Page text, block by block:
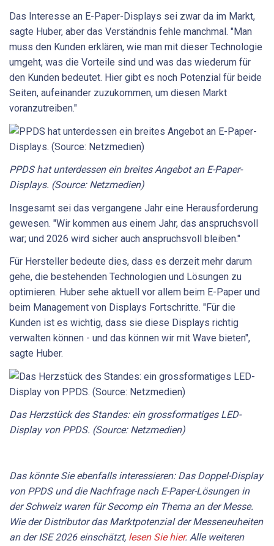
Das Interesse an E-Paper-Displays sei zwar da im Markt,
sagte Huber, aber das Verständnis fehle manchmal. "Man
muss den Kunden erklären, wie man mit dieser Technologie
umgeht, was die Vorteile sind und was das wiederum für
den Kunden bedeutet. Hier gibt es noch Potenzial für beide
Seiten, aufeinander zuzukommen, um diesen Markt
voranzutreiben."
PPDS hat unterdessen ein breites Angebot an E-Paper-
Displays. (Source: Netzmedien)
Insgesamt sei das vergangene Jahr eine Herausforderung
gewesen. "Wir kommen aus einem Jahr, das anspruchsvoll
war; und 2026 wird sicher auch anspruchsvoll bleiben."
Für Hersteller bedeute dies, dass es derzeit mehr darum
gehe, die bestehenden Technologien und Lösungen zu
optimieren. Huber sehe aktuell vor allem beim E-Paper und
beim Management von Displays Fortschritte. "Für die
Kunden ist es wichtig, dass sie diese Displays richtig
verwalten können - und das können wir mit Wave bieten",
sagte Huber.
Das Herzstück des Standes: ein grossformatiges LED-
Display von PPDS. (Source: Netzmedien)
Das könnte Sie ebenfalls interessieren: Das Doppel-Display
von PPDS und die Nachfrage nach E-Paper-Lösungen in
der Schweiz waren für Secomp ein Thema an der Messe.
Wie der Distributor das Marktpotenzial der Messeneuheiten
an der ISE 2026 einschätzt, lesen Sie hier. Alle weiteren